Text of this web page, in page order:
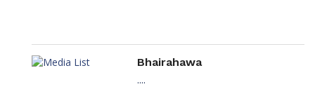
Bhairahawa
....